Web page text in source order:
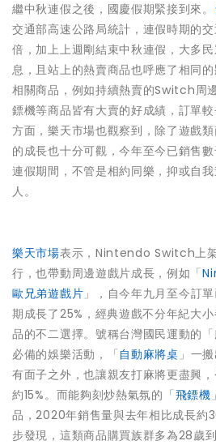
繼中秋連假之後，國慶假期緊接到來。
交通部高速公路局統計，連假時期的
倍，加上上週剛結束中秋連假，大多
息，且站上的熱賣商品也呼應了相同的
相關商品，例如持續熱賣的Switch周
鏢機等商品皆有大賣的好成績，訂單
方面，樂天市場也觀察到，除了遊戲
的成長也十分可觀，今年至今已銷售
連假期間，不管是相約同樂，抑或自
人。
樂天市場表示，Nintendo Switch上
行，也帶動周邊遊戲片成長，例如「
歐兄弟遊戲片」，自今年九月至今訂
期成長了25%，經典遊戲不分年紀大
品的不二選擇。號稱台灣國民運動的
必備的娛樂活動，「自動麻將桌 」一
有面子之外，也讓親友打麻將更盡興
約15%。而能夠刻炒熱氣氛的「飛鏢機
品，2020年銷售量與去年相比成長約
步發現，這類商品購買族群多為28歲